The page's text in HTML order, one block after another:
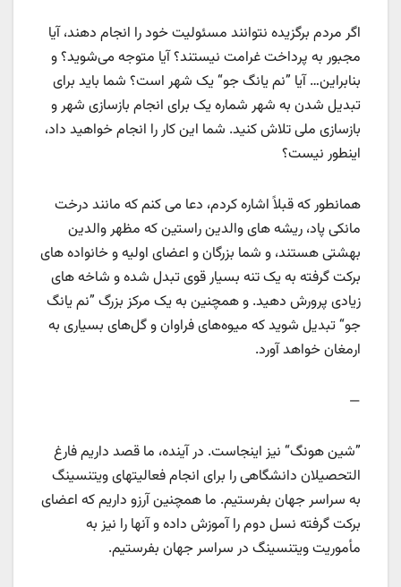
اگر مردم برگزیده نتوانند مسئولیت خود را انجام دهند، آیا
مجبور به پرداخت غرامت نیستند؟ آیا متوجه می‌شوید؟ و
بنابراین… آیا ”نم یانگ جو“ یک شهر است؟ شما باید برای
تبدیل شدن به شهر شماره یک برای انجام بازسازی شهر و
بازسازی ملی تلاش کنید. شما این کار را انجام خواهید داد،
اینطور نیست؟
همانطور که قبلاً اشاره کردم، دعا می کنم که مانند درخت
مانکی پاد، ریشه های والدین راستین که مظهر والدین
بهشتی هستند، و شما بزرگان و اعضای اولیه و خانواده های
برکت گرفته به یک تنه بسیار قوی تبدل شده و شاخه های
زیادی پرورش دهید. و همچنین به یک مرکز بزرگ ”نم یانگ
جو“ تبدیل شوید که میوه‌های فراوان و گل‌های بسیاری به
ارمغان خواهد آورد.
—
”شین هونگ“ نیز اینجاست. در آینده، ما قصد داریم فارغ
التحصیلان دانشگاهی را برای انجام فعالیتهای ویتنسینگ
به سراسر جهان بفرستیم. ما همچنین آرزو داریم که اعضای
برکت گرفته نسل دوم را آموزش داده و آنها را نیز به
مأموریت ویتنسینگ در سراسر جهان بفرستیم.